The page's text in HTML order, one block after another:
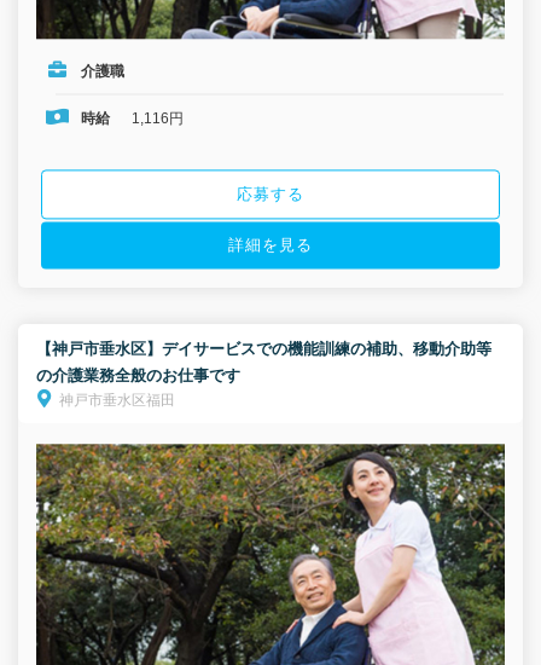
介護職
時給 1,116円
応募する
詳細を見る
【神戸市垂水区】デイサービスでの機能訓練の補助、移動介助等
の介護業務全般のお仕事です
神戸市垂水区福田